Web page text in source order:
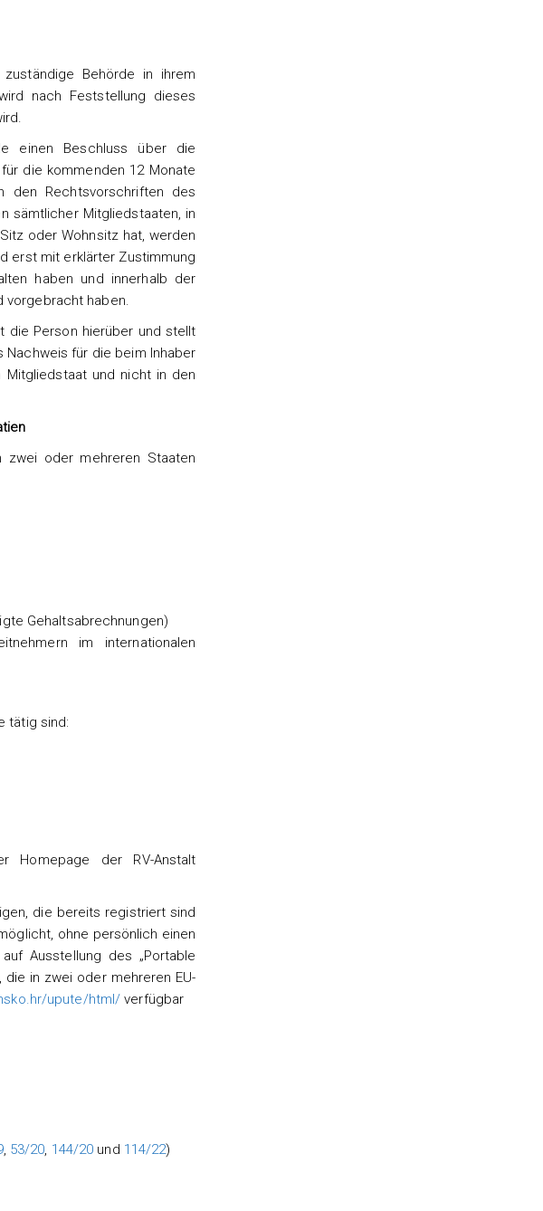
Behörde in ihrem
nach Feststellung dieses
einen Beschluss über die
die kommenden 12 Monate
den Rechtsvorschriften des
sämtlicher Mitgliedstaaten, in
oder Wohnsitz hat, werden
erst mit erklärter Zustimmung
haben und innerhalb der
vorgebracht haben.
die Person hierüber und stellt
Nachweis für die beim Inhaber
und nicht in den
zwei oder mehreren Staaten
Gehaltsabrechnungen)
im internationalen
tätig sind:
der RV-Anstalt
die bereits registriert sind
ohne persönlich einen
Ausstellung des „Portable
in zwei oder mehreren EU-
upute/html/ verfügbar
, 53/20, 144/20 und 114/22)